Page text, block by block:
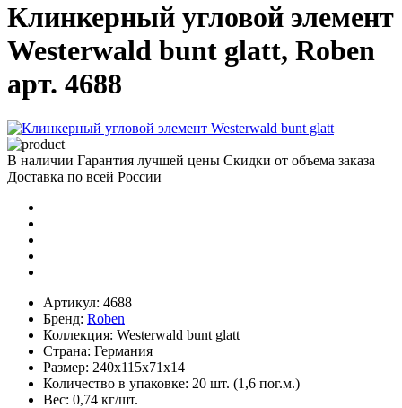
Клинкерный угловой элемент
Westerwald bunt glatt, Roben
арт. 4688
В наличии Гарантия лучшей цены Скидки от объема заказа
Доставка по всей России
Артикул: 4688
Бренд: Roben
Коллекция: Westerwald bunt glatt
Страна: Германия
Размер: 240х115х71х14
Количество в упаковке: 20 шт. (1,6 пог.м.)
Вес: 0,74 кг/шт.